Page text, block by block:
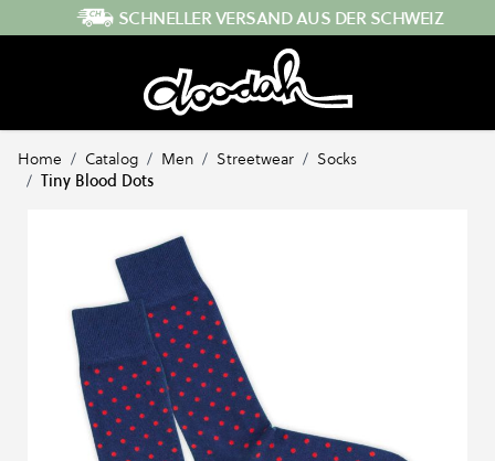
Direkt zum InhaltSCHNELLER VERSAND AUS DER SCHWEIZ
Home / Catalog / Men / Streetwear / Socks
/ Tiny Blood Dots